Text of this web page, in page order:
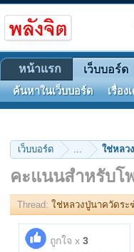
เว็บบอร์ด ... ใช่หลว
คะแนนสำหรับโ
Thread: ใช่หลวงปู่นาควัดระ
ถูกใจ x 3
หน้าแรก เว็บบอร์ด
ค้นหาในเว็บบอร์ด เรื่อง